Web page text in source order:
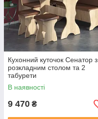
Кухонний куточок Сенатор з
розкладним столом та 2
табурети
В наявності
9 470 ₴